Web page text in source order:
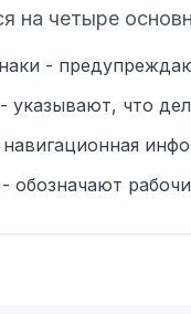
на четыре
-
указывают, что
обозначают